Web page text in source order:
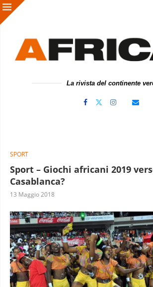
La rivista del continente
SPORT
Sport – Giochi africani 2019
Casablanca?
13 Maggio 2018